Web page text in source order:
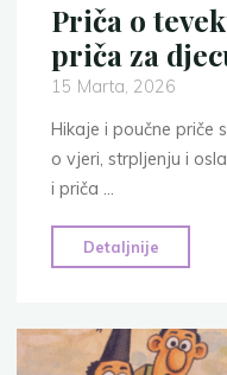
Priča o
priča za
15 Marta, 2026
Hikaje i poučne priče
o vjeri, strpljenju i
i priča …
Detaljnije
o
10
poučnih